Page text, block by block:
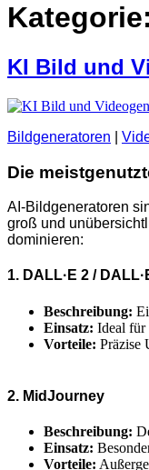
Kategorie:
KI Bild und
Bildgeneratoren
Die
AI-Bildgeneratoren
groß und
dominieren:
1. DALL·E 2 /
Beschreibung:
Einsatz: Ideal für
Vorteile: Präzise
2. MidJourney
Beschreibung:
Einsatz:
Vorteile: